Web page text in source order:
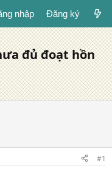
nhập Đăng ký
đủ đoạt hồn
#1